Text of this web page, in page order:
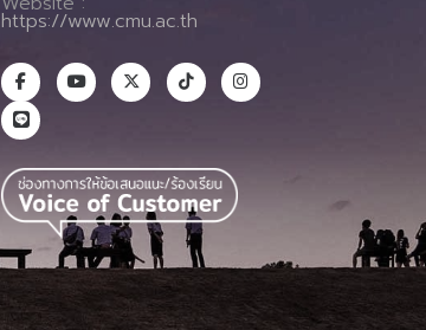
https://www.cmu.ac.th